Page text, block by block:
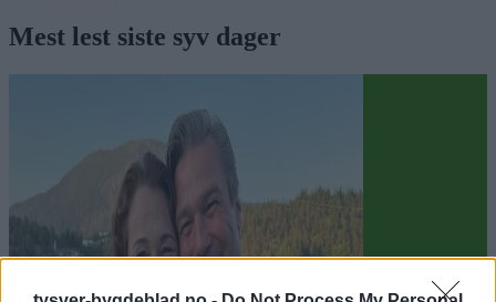
Mest lest siste syv dager